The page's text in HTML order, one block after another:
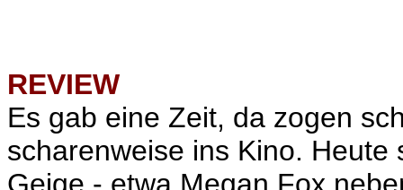
REVIEW
Es gab eine Zeit, da zogen
scharenweise ins Kino.